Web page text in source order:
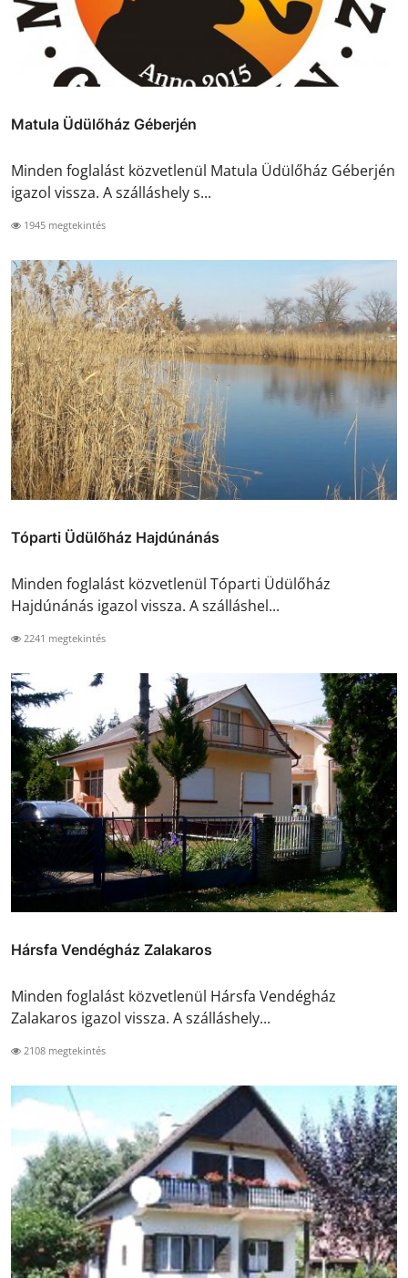
Matula Üdülőház Géberjén
Minden foglalást közvetlenül Matula Üdülőház Géberjén
igazol vissza. A szálláshely s...
1945 megtekintés
Tóparti Üdülőház Hajdúnánás
Minden foglalást közvetlenül Tóparti Üdülőház
Hajdúnánás igazol vissza. A szálláshel...
2241 megtekintés
Hársfa Vendégház Zalakaros
Minden foglalást közvetlenül Hársfa Vendégház
Zalakaros igazol vissza. A szálláshely...
2108 megtekintés